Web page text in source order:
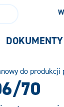
DOKUMENTY
do produkcji
70